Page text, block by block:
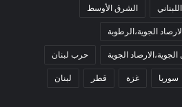
الشرق الأوسط
الجوية،الرطوبة
الجوية حرب لبنان
سوريا غزة قطر لبنان